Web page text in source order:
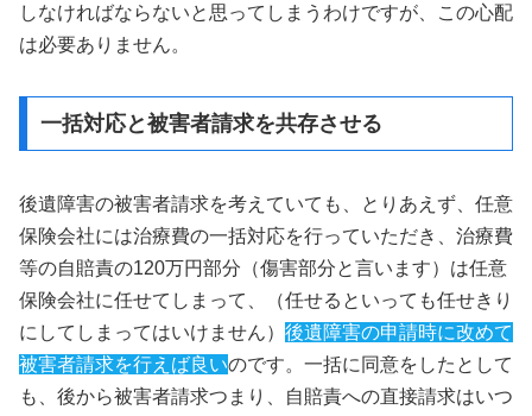
しなければならないと思ってしまうわけですが、この心配
は必要ありません。
一括対応と被害者請求を共存させる
後遺障害の被害者請求を考えていても、とりあえず、任意
保険会社には治療費の一括対応を行っていただき、治療費
等の自賠責の120万円部分（傷害部分と言います）は任意
保険会社に任せてしまって、（任せるといっても任せきり
にしてしまってはいけません） 後遺障害の申請時に改めて
被害者請求を行えば良いのです。一括に同意をしたとして
も、後から被害者請求つまり、自賠責への直接請求はいつ